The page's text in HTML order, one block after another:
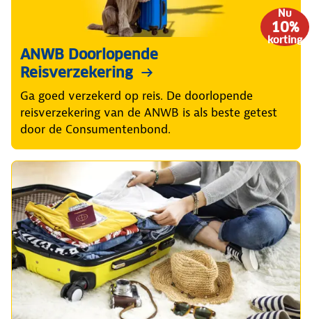
Nu
10%
korting
ANWB Doorlopende
Reisverzekering
Ga goed verzekerd op reis. De doorlopende
reisverzekering van de ANWB is als beste getest
door de Consumentenbond.